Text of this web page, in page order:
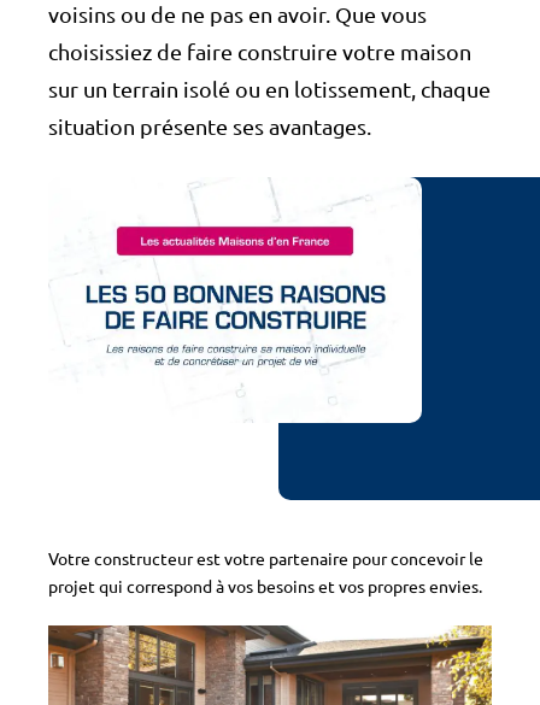
voisins ou de ne pas en avoir. Que vous
choisissiez de faire construire votre maison
sur un terrain isolé ou en lotissement, chaque
situation présente ses avantages.
Votre constructeur est votre partenaire pour concevoir le
projet qui correspond à vos besoins et vos propres envies.